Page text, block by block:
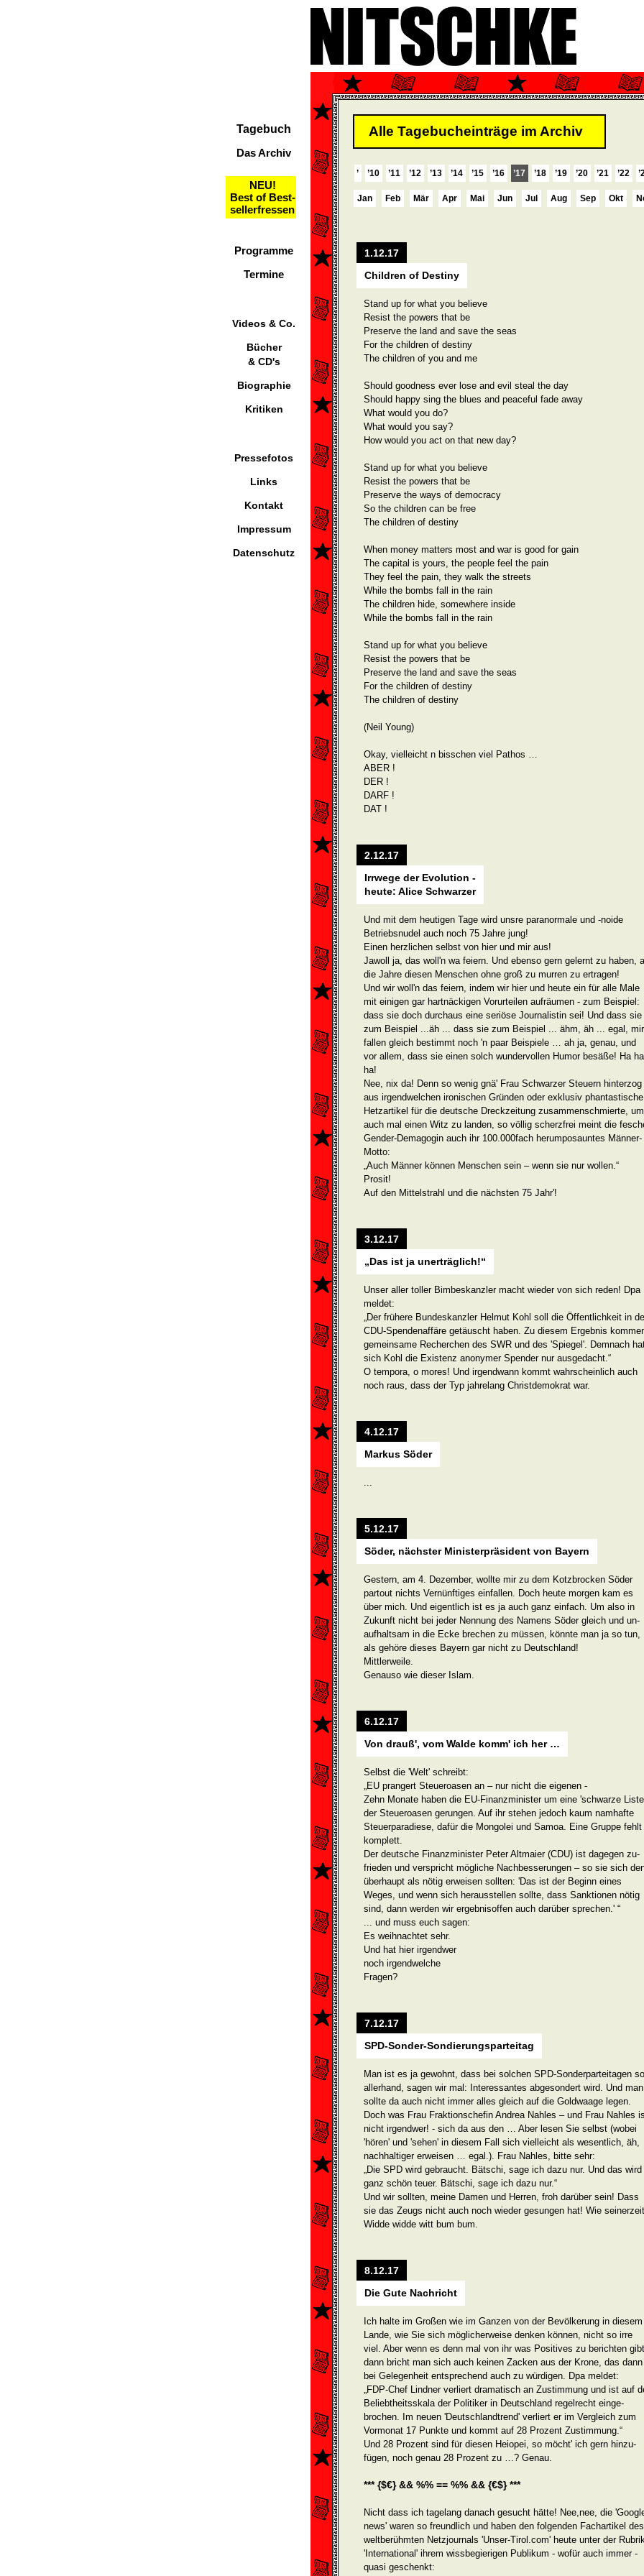
Tagebuch
Das Archiv
NEU!
Best of Best-
sellerfressen
Programme
Termine
Videos & Co.
Bücher
& CD's
Biographie
Kritiken
Pressefotos
Links
Kontakt
Impressum
Datenschutz
Alle Tagebucheinträge im Archiv
’ ’10 ’11 ’12 ’13 ’14 ’15 ’16 ’17 ’18 ’19 ’20 ’21 ’22
Jan Feb Mär Apr Mai Jun Jul Aug Sep Okt
1.12.17
Children of Destiny
Stand up for what you believe
Resist the powers that be
Preserve the land and save the seas
For the children of destiny
The children of you and me
Should goodness ever lose and evil steal the day
Should happy sing the blues and peaceful fade away
What would you do?
What would you say?
How would you act on that new day?
Stand up for what you believe
Resist the powers that be
Preserve the ways of democracy
So the children can be free
The children of destiny
When money matters most and war is good for gain
The capital is yours, the people feel the pain
They feel the pain, they walk the streets
While the bombs fall in the rain
The children hide, somewhere inside
While the bombs fall in the rain
Stand up for what you believe
Resist the powers that be
Preserve the land and save the seas
For the children of destiny
The children of destiny
(Neil Young)
Okay, vielleicht n bisschen viel Pathos …
ABER !
DER !
DARF !
DAT !
2.12.17
Irrwege der Evolution -
heute: Alice Schwarzer
Und mit dem heutigen Tage wird unsre paranormale und -noide
Betriebsnudel auch noch 75 Jahre jung!
Einen herzlichen selbst von hier und mir aus!
Jawoll ja, das woll'n wa feiern. Und ebenso gern gelernt zu haben,
die Jahre diesen Menschen ohne groß zu murren zu ertragen!
Und wir woll'n das feiern, indem wir hier und heute ein für alle Male
mit einigen gar hartnäckigen Vorurteilen aufräumen - zum Beispiel:
dass sie doch durchaus eine seriöse Journalistin sei! Und dass sie
zum Beispiel ...äh ... dass sie zum Beispiel ... ähm, äh ... egal, mir
fallen gleich be­stimmt noch 'n paar Beispiele … ah ja, genau, und
vor allem, dass sie einen solch wundervollen Humor besäße! Ha ha
ha!
Nee, nix da! Denn so wenig gnä' Frau Schwar­zer Steuern hinterzog
aus irgend­welchen ironischen Gründen oder exklusiv phantastische
Hetzartikel für die deutsche Dreckzeitung zusammenschmierte, um
auch mal einen Witz zu landen, so völlig scherzfrei meint die
Gender-Dema­gogin auch ihr 100.000­fach herumposauntes Männer-
Motto:
„Auch Männer können Menschen sein – wenn sie nur wollen.“
Prosit!
Auf den Mittelstrahl und die nächsten 75 Jahr'!
3.12.17
„Das ist ja unerträglich!“
Unser aller toller Bimbeskanzler macht wieder von sich reden! Dpa
meldet:
„Der frühere Bundeskanzler Helmut Kohl soll die Öffentlichkeit in
CDU-Spendenaffäre getäuscht haben. Zu diesem Ergebnis
gemeinsame Recherchen des SWR und des 'Spiegel'. Demnach
sich Kohl die Existenz anonymer Spender nur ausgedacht.“
O tempora, o mores! Und irgendwann kommt wahrscheinlich auch
noch raus, dass der Typ jahrelang Christdemokrat war.
4.12.17
Markus Söder
...
5.12.17
Söder, nächster Ministerpräsident von Bayern
Gestern, am 4. Dezember, wollte mir zu dem Kotzbrocken Söder
partout nichts Vernünftiges einfallen. Doch heute morgen kam es
über mich. Und eigentlich ist es ja auch ganz einfach. Um also in
Zukunft nicht bei jeder Nennung des Namens Söder gleich und un­
aufhaltsam in die Ecke brechen zu müssen, könnte man ja so tun,
als gehöre dieses Bayern gar nicht zu Deutschland!
Mittlerweile.
Genauso wie dieser Islam.
6.12.17
Von drauß', vom Walde komm' ich her …
Selbst die 'Welt' schreibt:
„EU prangert Steueroasen an – nur nicht die eigenen -
Zehn Monate haben die EU-Finanzminister um eine 'schwarze
der Steueroasen gerungen. Auf ihr stehen jedoch kaum namhafte
Steuerparadiese, dafür die Mongolei und Samoa. Eine Gruppe fehlt
komplett.
Der deutsche Finanzminister Peter Altmaier (CDU) ist dagegen zu­
frieden und verspricht mögliche Nachbesserungen – so sie sich
überhaupt als nötig erweisen sollten: 'Das ist der Beginn eines
Weges, und wenn sich herausstellen sollte, dass Sanktionen nötig
sind, dann werden wir ergebnisoffen auch darüber sprechen.' “
... und muss euch sagen:
Es weihnachtet sehr.
Und hat hier irgendwer
noch irgendwelche
Fragen?
7.12.17
SPD-Sonder-Sondierungsparteitag
Man ist es ja gewohnt, dass bei solchen SPD-Sonderparteitagen so
allerhand, sagen wir mal: Interessantes abgesondert wird. Und man
sollte da auch nicht immer alles gleich auf die Goldwaage legen.
Doch was Frau Fraktionschefin Andrea Nahles – und Frau Nahles
nicht irgendwer! - sich da aus den … Aber lesen Sie selbst (wobei
'hören' und 'sehen' in diesem Fall sich vielleicht als wesentlich, äh,
nachhaltiger erweisen … egal.). Frau Nahles, bitte sehr:
„Die SPD wird gebraucht. Bätschi, sage ich dazu nur. Und das wird
ganz schön teuer. Bätschi, sage ich dazu nur.“
Und wir sollten, meine Damen und Herren, froh darüber sein! Dass
sie das Zeugs nicht auch noch wieder gesungen hat! Wie
Widde widde witt bum bum.
8.12.17
Die Gute Nachricht
Ich halte im Großen wie im Ganzen von der Bevölkerung in diesem
Lande, wie Sie sich möglicherweise denken können, nicht so irre
viel. Aber wenn es denn mal von ihr was Positives zu berichten
dann bricht man sich auch keinen Zacken aus der Krone, das dann
bei Gelegenheit entsprechend auch zu würdigen. Dpa meldet:
„FDP-Chef Lindner verliert dramatisch an Zustimmung und ist auf
Beliebtheitsskala der Politiker in Deutschland regelrecht einge­
brochen. Im neuen 'Deutschlandtrend' verliert er im Vergleich zum
Vormonat 17 Punkte und kommt auf 28 Prozent Zustimmung.“
Und 28 Prozent sind für diesen Heiopei, so möcht' ich gern hinzu­
fügen, noch genau 28 Prozent zu …? Genau.
*** {$€} && %% == %% && {€$} ***
Nicht dass ich tagelang danach gesucht hätte! Nee,nee, die
news' waren so freundlich und haben den folgenden Fachartikel des
weltberühmten Netzjournals 'Unser-Tirol.com' heute unter der
'International' ihrem wissbegierigen Publikum - wofür auch immer -
quasi geschenkt: